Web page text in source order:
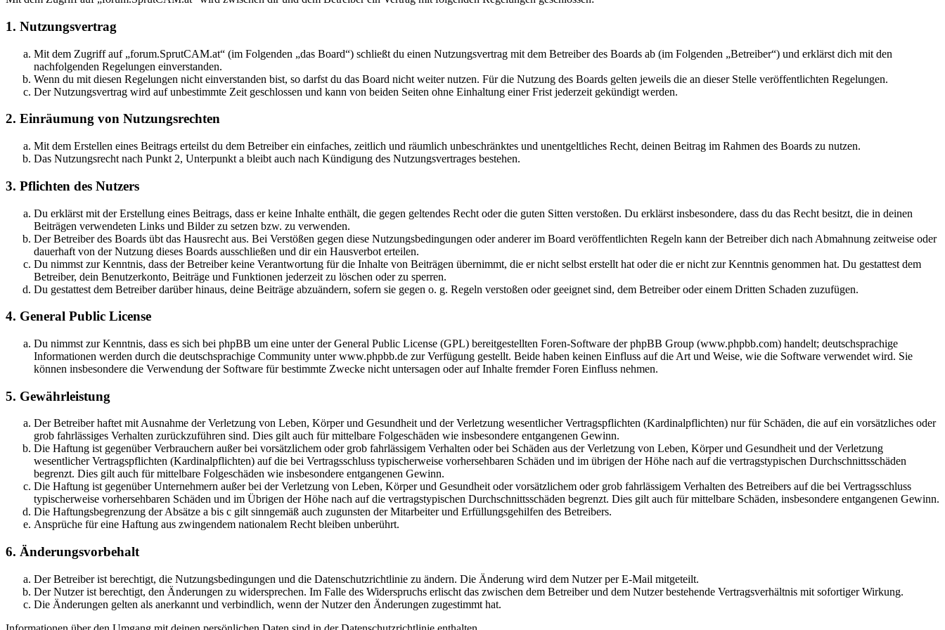
1. Nutzungsvertrag
Mit dem Zugriff auf „forum.SprutCAM.at“ (im Folgenden „das Board“) schließt du einen Nutzungsvertrag mit dem Betreiber des Boards ab (im Folgenden „Betreiber“) und erklärst dich mit den
nachfolgenden Regelungen einverstanden.
Wenn du mit diesen Regelungen nicht einverstanden bist, so darfst du das Board nicht weiter nutzen. Für die Nutzung des Boards gelten jeweils die an dieser Stelle veröffentlichten Regelungen.
Der Nutzungsvertrag wird auf unbestimmte Zeit geschlossen und kann von beiden Seiten ohne Einhaltung einer Frist jederzeit gekündigt werden.
2. Einräumung von Nutzungsrechten
Mit dem Erstellen eines Beitrags erteilst du dem Betreiber ein einfaches, zeitlich und räumlich unbeschränktes und unentgeltliches Recht, deinen Beitrag im Rahmen des Boards zu nutzen.
Das Nutzungsrecht nach Punkt 2, Unterpunkt a bleibt auch nach Kündigung des Nutzungsvertrages bestehen.
3. Pflichten des Nutzers
Du erklärst mit der Erstellung eines Beitrags, dass er keine Inhalte enthält, die gegen geltendes Recht oder die guten Sitten verstoßen. Du erklärst insbesondere, dass du das Recht besitzt, die in deinen
Beiträgen verwendeten Links und Bilder zu setzen bzw. zu verwenden.
Der Betreiber des Boards übt das Hausrecht aus. Bei Verstößen gegen diese Nutzungsbedingungen oder anderer im Board veröffentlichten Regeln kann der Betreiber dich nach Abmahnung zeitweise oder
dauerhaft von der Nutzung dieses Boards ausschließen und dir ein Hausverbot erteilen.
Du nimmst zur Kenntnis, dass der Betreiber keine Verantwortung für die Inhalte von Beiträgen übernimmt, die er nicht selbst erstellt hat oder die er nicht zur Kenntnis genommen hat. Du gestattest dem
Betreiber, dein Benutzerkonto, Beiträge und Funktionen jederzeit zu löschen oder zu sperren.
Du gestattest dem Betreiber darüber hinaus, deine Beiträge abzuändern, sofern sie gegen o. g. Regeln verstoßen oder geeignet sind, dem Betreiber oder einem Dritten Schaden zuzufügen.
4. General Public License
Du nimmst zur Kenntnis, dass es sich bei phpBB um eine unter der General Public License (GPL) bereitgestellten Foren-Software der phpBB Group (www.phpbb.com) handelt; deutschsprachige
Informationen werden durch die deutschsprachige Community unter www.phpbb.de zur Verfügung gestellt. Beide haben keinen Einfluss auf die Art und Weise, wie die Software verwendet wird. Sie
können insbesondere die Verwendung der Software für bestimmte Zwecke nicht untersagen oder auf Inhalte fremder Foren Einfluss nehmen.
5. Gewährleistung
Der Betreiber haftet mit Ausnahme der Verletzung von Leben, Körper und Gesundheit und der Verletzung wesentlicher Vertragspflichten (Kardinalpflichten) nur für Schäden, die auf ein vorsätzliches oder
grob fahrlässiges Verhalten zurückzuführen sind. Dies gilt auch für mittelbare Folgeschäden wie insbesondere entgangenen Gewinn.
Die Haftung ist gegenüber Verbrauchern außer bei vorsätzlichem oder grob fahrlässigem Verhalten oder bei Schäden aus der Verletzung von Leben, Körper und Gesundheit und der Verletzung
wesentlicher Vertragspflichten (Kardinalpflichten) auf die bei Vertragsschluss typischerweise vorhersehbaren Schäden und im übrigen der Höhe nach auf die vertragstypischen Durchschnittsschäden
begrenzt. Dies gilt auch für mittelbare Folgeschäden wie insbesondere entgangenen Gewinn.
Die Haftung ist gegenüber Unternehmern außer bei der Verletzung von Leben, Körper und Gesundheit oder vorsätzlichem oder grob fahrlässigem Verhalten des Betreibers auf die bei Vertragsschluss
typischerweise vorhersehbaren Schäden und im Übrigen der Höhe nach auf die vertragstypischen Durchschnittsschäden begrenzt. Dies gilt auch für mittelbare Schäden, insbesondere entgangenen Gewinn.
Die Haftungsbegrenzung der Absätze a bis c gilt sinngemäß auch zugunsten der Mitarbeiter und Erfüllungsgehilfen des Betreibers.
Ansprüche für eine Haftung aus zwingendem nationalem Recht bleiben unberührt.
6. Änderungsvorbehalt
Der Betreiber ist berechtigt, die Nutzungsbedingungen und die Datenschutzrichtlinie zu ändern. Die Änderung wird dem Nutzer per E-Mail mitgeteilt.
Der Nutzer ist berechtigt, den Änderungen zu widersprechen. Im Falle des Widerspruchs erlischt das zwischen dem Betreiber und dem Nutzer bestehende Vertragsverhältnis mit sofortiger Wirkung.
Die Änderungen gelten als anerkannt und verbindlich, wenn der Nutzer den Änderungen zugestimmt hat.